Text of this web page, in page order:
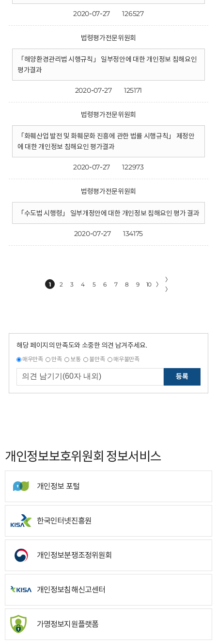
2020-07-27 126527
법령평가전문위원회
「해양환경관리법 시행규칙」 일부정안에 대한 개인정보 침해요인
평가결과
2020-07-27 125171
법령평가전문위원회
「화훼산업 발전 및 화훼문화 진흥에 관한 법률 시행규칙」 제정안
에 대한 개인정보 침해요인 평가결과
2020-07-27 122973
법령평가전문위원회
「수도법 시행령」 일부개정안에 대한 개인정보 침해요인 평가 결과
2020-07-27 134175
1 2 3 4 5 6 7 8 9 10 〉
〉
〉
해당 페이지의 만족도와 소중한 의견 남겨주세요.
매우만족 만족 보통 불만족 매우불만족
등록
개인정보보호위원회 정보서비스
개인정보 포털
한국인터넷진흥원
개인정보분쟁조정위원회
개인정보침해신고센터
가명정보지원플랫폼